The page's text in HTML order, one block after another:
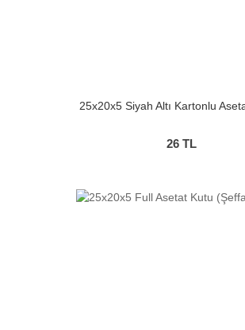
25x20x5 Siyah Altı Kartonlu
26 TL